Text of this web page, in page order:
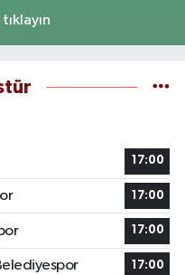
17:00
17:00
17:00
17:00